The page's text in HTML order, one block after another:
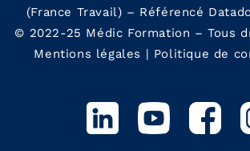
(France Travail) – Référencé
© 2022-25 Médic Formation – Tous
Mentions légales | Politique de